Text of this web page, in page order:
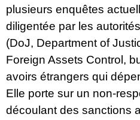
plusieurs enquêtes
diligentée par les
(DoJ, Department of
Foreign Assets Control,
avoirs étrangers qui
Elle porte sur un non-
découlant des sanctions